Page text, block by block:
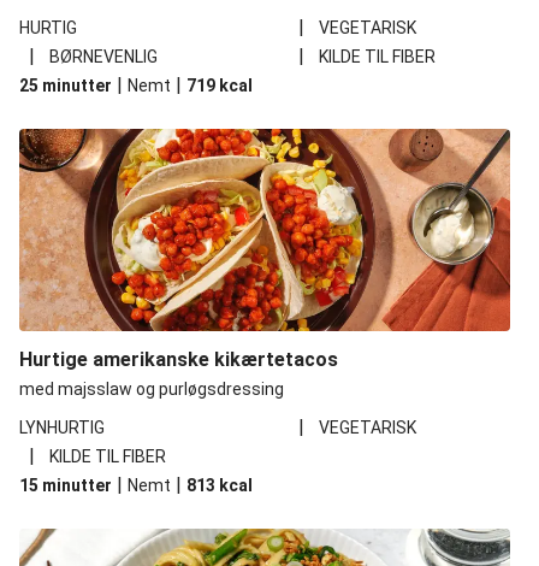
HURTIG
| VEGETARISK
| BØRNEVENLIG |
KILDE TIL FIBER
25 minutter | Nemt | 719 kcal
Hurtige amerikanske kikærtetacos
med majsslaw og purløgsdressing
LYNHURTIG
| VEGETARISK
|
KILDE TIL FIBER
15 minutter | Nemt | 813 kcal